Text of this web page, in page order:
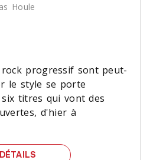
Houle
progressif sont peut-
le style se porte
titres qui vont des
d'hier à
DÉTAILS L'INDOMPTABLE ROCK